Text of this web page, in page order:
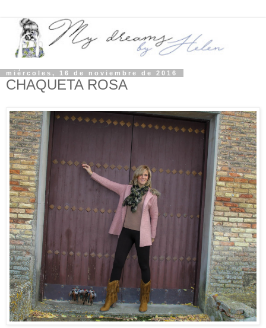
miércoles, 16 de noviembre de 2016
CHAQUETA ROSA